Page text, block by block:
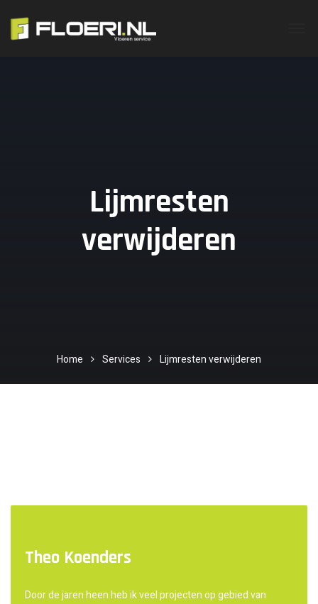
Lijmresten
verwijderen
Home Services Lijmresten verwijderen
Theo Koenders
Door de jaren heen heb ik veel projecten op gebied van